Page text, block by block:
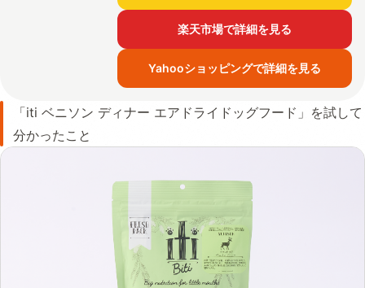
楽天市場で詳細を見る
Yahooショッピングで詳細を見る
「iti ベニソン ディナー エアドライドッグフード」を試して
分かったこと